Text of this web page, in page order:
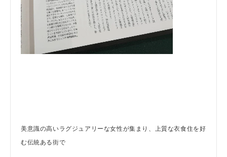
美意識の高いラグジュアリーな女性が集まり、上質な衣食住を好
む伝統ある街で